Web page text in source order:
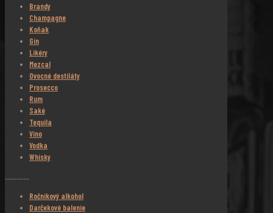
Brandy
Champagne
Koňak
Gin
Likéry
Mezcal
Ovocné destiláty
Prosecco
Rum
Saké
Tequila
Víno
Vodka
Whisky
Ročníkový alkohol
Darčekové balenie